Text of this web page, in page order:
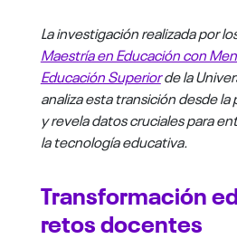
La investigación realizada por
Maestría en Educación con
Educación Superiorde la
analiza esta transición desde
y revela datos cruciales para
la tecnología educativa.
Transformación
retos docentes